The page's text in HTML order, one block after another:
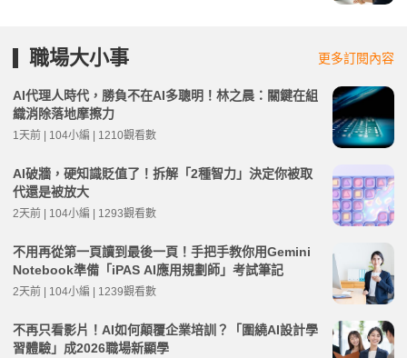
職場大小事 更多訂閱內容
AI代理人時代，勝負不在AI多聰明！林之晨：關鍵在組
織消除落地摩擦力
1天前 | 104小編 | 1210觀看數
AI破牆，硬知識貶值了！拆解「2種智力」決定你被取
代還是被放大
2天前 | 104小編 | 1293觀看數
不用再從第一頁讀到最後一頁！手把手教你用Gemini
Notebook準備「iPAS AI應用規劃師」考試筆記
2天前 | 104小編 | 1239觀看數
不再只看影片！AI如何顛覆企業培訓？「圍繞AI設計學
習體驗」成2026職場新顯學